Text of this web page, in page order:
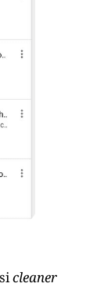
cleaner